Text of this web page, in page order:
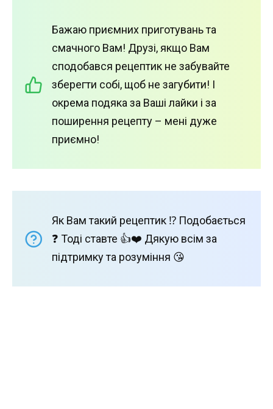
Бажаю приємних приготувань та
смачного Вам! Друзі, якщо Вам
сподобався рецептик не забувайте
зберегти собі, щоб не загубити! І
окрема подяка за Ваші лайки і за
поширення рецепту – мені дуже
приємно!
Як Вам такий рецептик ⁉️ Подобається
❓ Тоді ставте 👍❤️ Дякую всім за
підтримку та розуміння 😘